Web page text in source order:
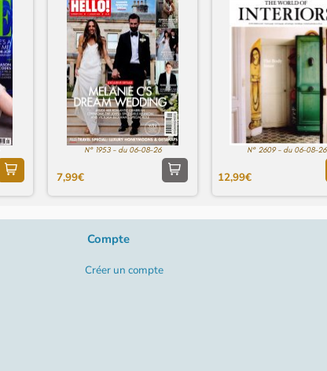
N° 1953 - du 06-08-26
7,99€
N° 2609 - du 06-08-26
12,99€
Compte
Créer un compte